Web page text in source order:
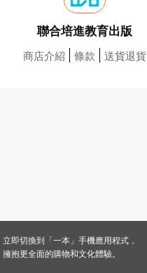
聯合培進教育出版
商店介紹 條款 送貨退貨
立即切換到「一本」手機應用程式，
擁抱更全面的購物和文化體驗。